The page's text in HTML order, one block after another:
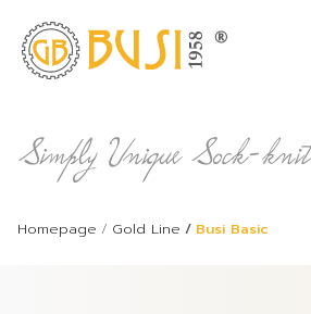
Homepage Gold Line Busi Basic